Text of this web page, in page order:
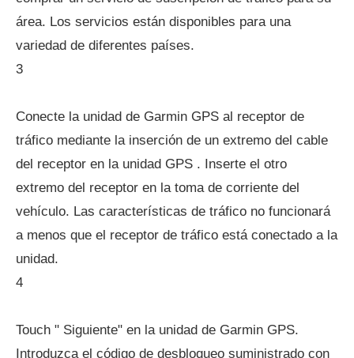
área. Los servicios están disponibles para una
variedad de diferentes países.
3
Conecte la unidad de Garmin GPS al receptor de
tráfico mediante la inserción de un extremo del cable
del receptor en la unidad GPS . Inserte el otro
extremo del receptor en la toma de corriente del
vehículo. Las características de tráfico no funcionará
a menos que el receptor de tráfico está conectado a la
unidad.
4
Touch " Siguiente" en la unidad de Garmin GPS.
Introduzca el código de desbloqueo suministrado con